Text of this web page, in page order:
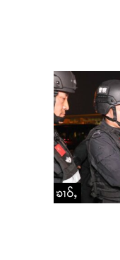
ၶၢဝ်ႇ